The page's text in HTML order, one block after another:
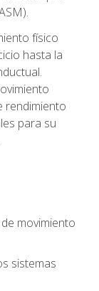
físico
hasta la
rendimiento
para su
movimiento
sistemas